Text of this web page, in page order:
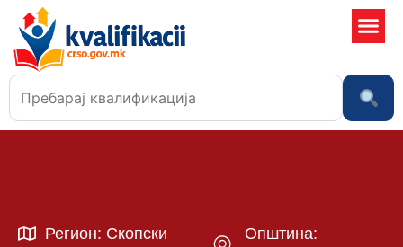
Регион: Скопски
Општина: